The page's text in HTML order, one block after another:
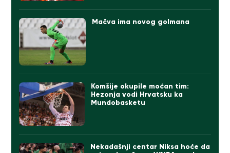
Mačva ima novog golmana
Komšije okupile moćan tim:
Hezonja vodi Hrvatsku ka
Mundobasketu
Nekadašnji centar Niksa hoće da